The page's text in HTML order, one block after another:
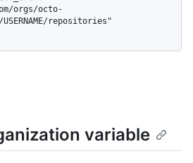
orgs/octo-
repositories"
variable